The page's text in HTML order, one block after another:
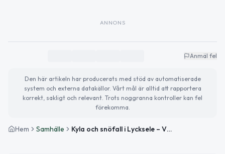
ANNONS
Anmäl fel
Den här artikeln har producerats med stöd av automatiserade
system och externa datakällor. Vårt mål är alltid att rapportera
korrekt, sakligt och relevant. Trots noggranna kontroller kan fel
förekomma.
Hem Samhälle Kyla och snöfall i Lycksele – Viktiga evenemang och internationella nyheter